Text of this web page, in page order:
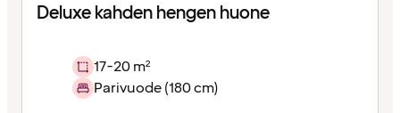
Deluxe kahden hengen huone
17-20 m²
Parivuode (180 cm)